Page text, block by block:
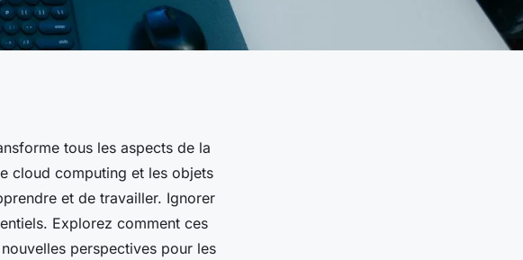
tous les aspects de la
cloud computing et les objets
et de travailler. Ignorer
Explorez comment ces
perspectives pour les